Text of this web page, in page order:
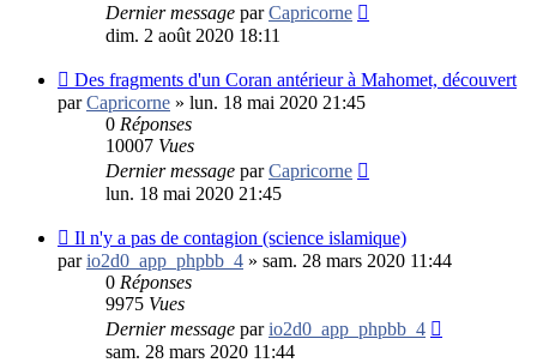
Dernier message parCapricorne
dim. 2 août 2020 18:11
Des fragments d'un Coran antérieur à Mahomet, découvert
parCapricorne » lun. 18 mai 2020 21:45
0 Réponses
10007 Vues
Dernier message parCapricorne
lun. 18 mai 2020 21:45
Il n'y a pas de contagion (science islamique)
pario2d0_app_phpbb_4 » sam. 28 mars 2020 11:44
0 Réponses
9975 Vues
Dernier message pario2d0_app_phpbb_4
sam. 28 mars 2020 11:44